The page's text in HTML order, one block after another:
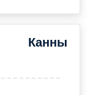
Канны